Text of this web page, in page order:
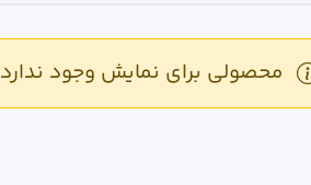
محصولی برای نمایش وجود ندارد